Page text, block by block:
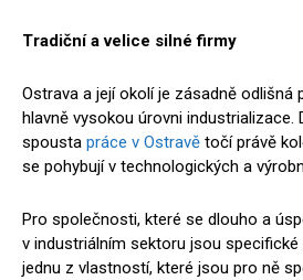
Tradiční a velice silné firmy
Ostrava a její okolí je zásadně odlišná
hlavně vysokou úrovni industrializace.
spousta práce v Ostravě točí právě
se pohybují v technologických a
Pro společnosti, které se dlouho a
v industriálním sektoru jsou
jednu z vlastností, které jsou pro ně